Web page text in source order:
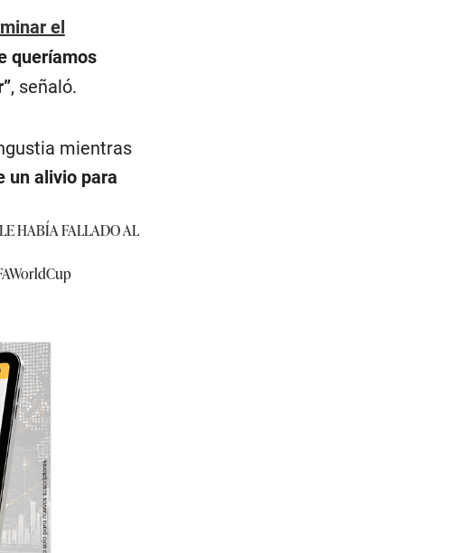
el
queríamos
, señaló.
mientras
un alivio para
HABÍA FALLADO AL